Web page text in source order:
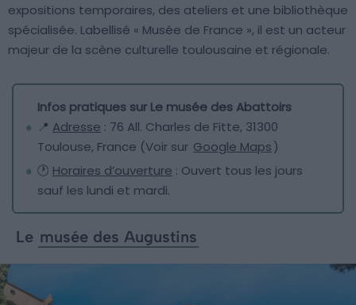
expositions temporaires, des ateliers et une bibliothèque
spécialisée. Labellisé « Musée de France », il est un acteur
majeur de la scène culturelle toulousaine et régionale.
Infos pratiques sur Le musée des Abattoirs
📍 Adresse : 76 All. Charles de Fitte, 31300
Toulouse, France (Voir sur Google Maps)
🕐 Horaires d’ouverture : Ouvert tous les jours
sauf les lundi et mardi.
Le musée des Augustins